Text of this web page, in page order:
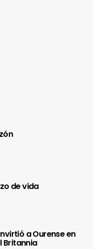
de vida
a Ourense en
Britannia